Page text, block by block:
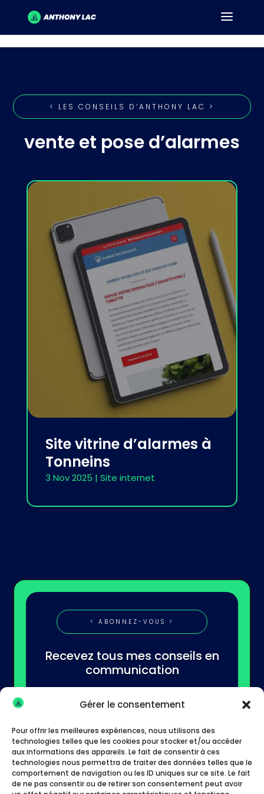
Gérer le consentement
Pour offrir les meilleures expériences, nous utilisons des
technologies telles que les cookies pour stocker et/ou accéder
aux informations des appareils. Le fait de consentir à ces
technologies nous permettra de traiter des données telles que le
comportement de navigation ou les ID uniques sur ce site. Le fait
de ne pas consentir ou de retirer son consentement peut avoir
< LES CONSEILS D’ANTHONY LAC >
vente et pose d’alarmes
Site vitrine d’alarmes à
Tonneins
3 Nov 2025 | Site internet
< ABONNEZ-VOUS >
Recevez tous mes conseils en
communication
S'abonner